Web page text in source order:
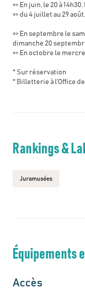
=> En juin, le 20 à 14h30,
=> du 4 juillet au 29
=> En septembre le
dimanche 20
=> En octobre le
* Sur réservation
* Billetterie à l'Office
Rankings &
Juramusées
Équipements
Accès